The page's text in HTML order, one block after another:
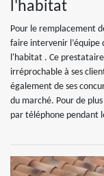
l'habitat
Pour le remplacement
faire intervenir l’équipe
l'habitat . Ce
irréprochable à ses
également de ses
du marché. Pour de
par téléphone pendant